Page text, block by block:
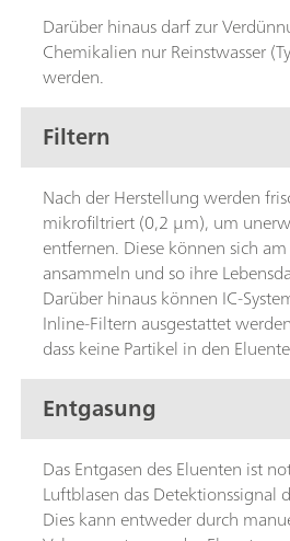
Darüber hinaus darf zur
Chemikalien nur Reinstwasser
werden.
Filtern
Nach der Herstellung werden
mikrofiltriert (0,2 µm), um
entfernen. Diese können sich
ansammeln und so ihre
Darüber hinaus können IC-
Inline-Filtern ausgestattet
dass keine Partikel in den
Entgasung
Das Entgasen des Eluenten ist
Luftblasen das Detektionssignal
Dies kann entweder durch